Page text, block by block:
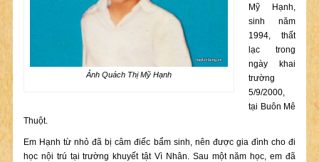
Ảnh Quách Thị Mỹ Hạnh
Mỹ Hạnh,
sinh năm
1994, thất
lạc trong
ngày khai
trường
5/9/2000,
tại Buôn Mê
Thuột.
Em Hạnh từ nhỏ đã bị câm điếc bẩm sinh, nên được gia đình cho đi
học nội trú tại trường khuyết tật Vì Nhân. Sau một năm học, em đã